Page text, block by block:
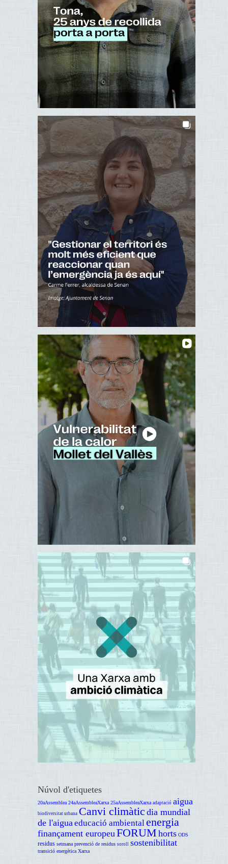
Núvol d'etiquetes
20aAssemblea 24aAssembleaXarxa 25aAssembleaXarxa adaptació aigua
biodiversitat urbana Canvi climàtic dia mundial
de l'aiguaeducació ambientalenergia
finançament europeuFORUM horts ODS
residus setmana prevenció de residus soroll sostenibilitat
transició energètica Xarxa